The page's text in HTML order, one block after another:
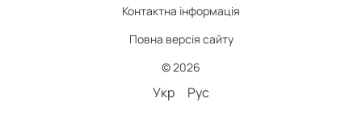
Контактна інформація
Повна версія сайту
© 2026
Укр Рус